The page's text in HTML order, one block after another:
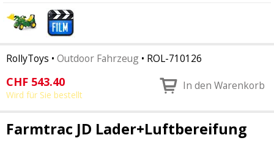
RollyToys • Outdoor Fahrzeug • ROL-710126
CHF 543.40
Wird für Sie bestellt
In den Warenkorb
Farmtrac JD Lader+Luftbereifung